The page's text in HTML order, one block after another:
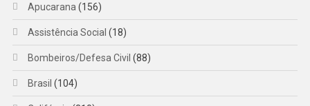
Apucarana (156)
Assistência Social (18)
Bombeiros/Defesa Civil (88)
Brasil (104)